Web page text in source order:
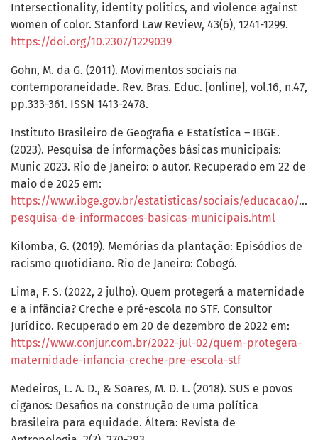
Intersectionality, identity politics, and violence against
women of color. Stanford Law Review, 43(6), 1241-1299.
https://doi.org/10.2307/1229039
Gohn, M. da G. (2011). Movimentos sociais na
contemporaneidade. Rev. Bras. Educ. [online], vol.16, n.47,
pp.333-361. ISSN 1413-2478.
Instituto Brasileiro de Geografia e Estatística – IBGE.
(2023). Pesquisa de informações básicas municipais:
Munic 2023. Rio de Janeiro: o autor. Recuperado em 22 de
maio de 2025 em:
https://www.ibge.gov.br/estatisticas/sociais/educacao/
pesquisa-de-informacoes-basicas-municipais.html
Kilomba, G. (2019). Memórias da plantação: Episódios de
racismo quotidiano. Rio de Janeiro: Cobogó.
Lima, F. S. (2022, 2 julho). Quem protegerá a maternidade
e a infância? Creche e pré-escola no STF. Consultor
Jurídico. Recuperado em 20 de dezembro de 2022 em:
https://www.conjur.com.br/2022-jul-02/quem-protegera-
maternidade-infancia-creche-pre-escola-stf
Medeiros, L. A. D., & Soares, M. D. L. (2018). SUS e povos
ciganos: Desafios na construção de uma política
brasileira para equidade. Áltera: Revista de